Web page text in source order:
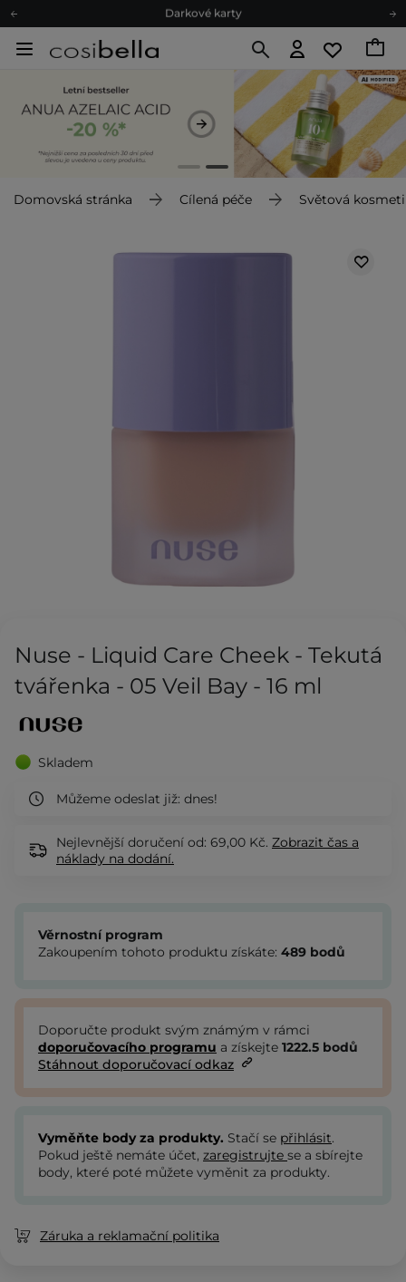
Ekologické balení
Doporučovací Program
Odeslání do 24 hod.
Darkové karty
Ekologické balení
Domovská stránka Cílená péče Světová
Nuse - Liquid Care Cheek - Tekutá
tvářenka - 05 Veil Bay - 16 ml
Skladem
Můžeme odeslat již: dnes!
Nejlevnější doručení od: 69,00 Kč. Zobrazit čas a
náklady na dodání.
Věrnostní program
Zakoupením tohoto produktu získáte: 489 bodů
Doporučte produkt svým známým v rámci
doporučovacího programu a získejte 1222.5 bodů
Stáhnout doporučovací odkaz
Vyměňte body za produkty. Stačí se přihlásit.
Pokud ještě nemáte účet, zaregistrujte se a sbírejte
body, které poté můžete vyměnit za produkty.
Záruka a reklamační politika